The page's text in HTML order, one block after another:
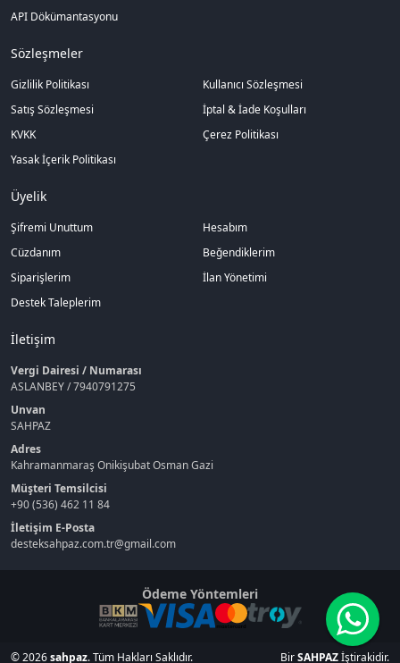
API Dökümantasyonu
Sözleşmeler
Gizlilik Politikası
Kullanıcı Sözleşmesi
Satış Sözleşmesi
İptal & İade Koşulları
KVKK
Çerez Politikası
Yasak İçerik Politikası
Üyelik
Şifremi Unuttum
Hesabım
Cüzdanım
Beğendiklerim
Siparişlerim
İlan Yönetimi
Destek Taleplerim
İletişim
Vergi Dairesi / Numarası
ASLANBEY / 7940791275
Unvan
SAHPAZ
Adres
Kahramanmaraş Onikişubat Osman Gazi
Müşteri Temsilcisi
+90 (536) 462 11 84
İletişim E-Posta
desteksahpaz.com.tr@gmail.com
Ödeme Yöntemleri
© 2026sahpaz. Tüm Hakları Saklıdır. BirSAHPAZİştirakidir.